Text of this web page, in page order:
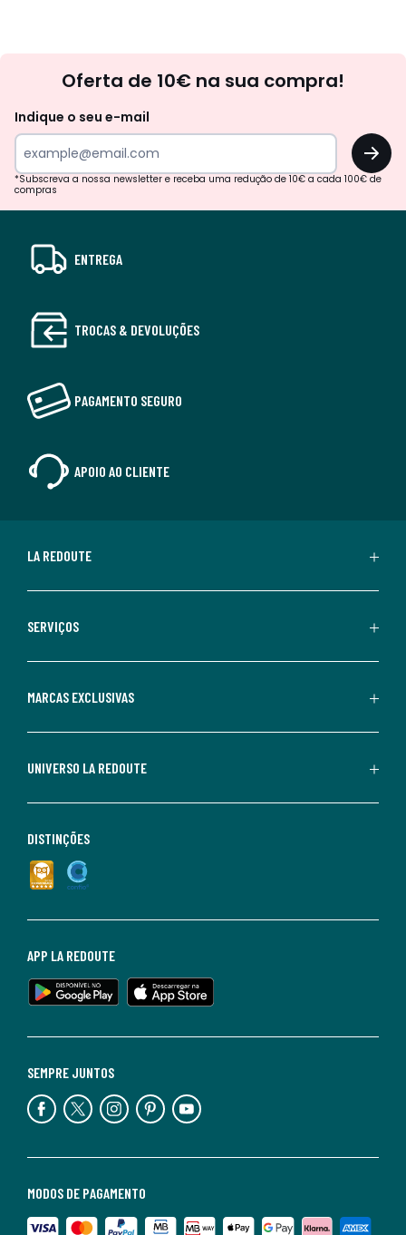
Oferta de 10€ na sua compra!
Indique o seu e-mail
OK
*Subscreva a nossa newsletter e receba uma redução de 10€ a cada 100€ de
compras
ENTREGA
TROCAS & DEVOLUÇÕES
PAGAMENTO SEGURO
APOIO AO CLIENTE
LA REDOUTE
SERVIÇOS
MARCAS EXCLUSIVAS
UNIVERSO LA REDOUTE
MODOS DE PAGAMENTO
SEMPRE JUNTOS
APP LA REDOUTE
DISTINÇÕES